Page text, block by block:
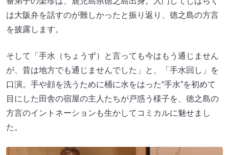
は大阪弁を話すのが難しかったと振り返り、徳之島の方言
を披露します。
そして「手水（ちょうず）と言っても今はもう通じません
が、昔は地方でも通じませんでした」と、「手水回し」を
口演。手や顔を洗うために桶に水をはった“手水”を初めて
目にした田舎の宿屋の主人たちが戸惑う様子を、徳之島の
方言のイントネーションも生かしてコミカルに魅せまし
た。